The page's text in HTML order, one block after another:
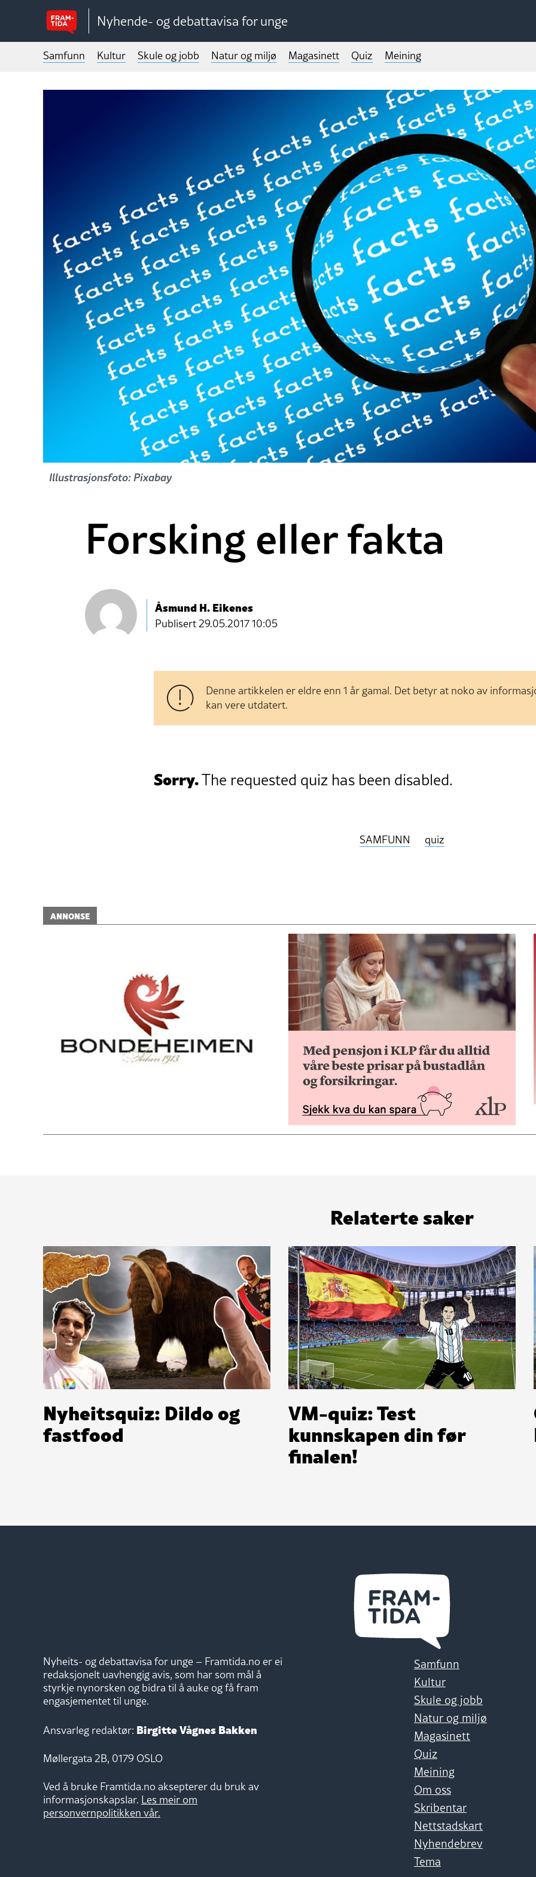
Nyhende- og debattavisa for unge
Samfunn Kultur Skule og jobb Natur og miljø Magasinett Quiz Meining
Illustrasjonsfoto: Pixabay
Forsking eller fakta
Åsmund H. Eikenes
Publisert29.05.2017 10:05
Denne artikkelen er eldre enn 1 år gamal. Det betyr at noko av
kan vere utdatert.
Sorry.The requested quiz has been disabled.
SAMFUNN quiz
ANNONSE
Relaterte saker
Nyheitsquiz: Dildo og
fastfood
VM-quiz: Test
kunnskapen din før
finalen!
Nyheits- og debattavisa for unge – Framtida.no er ei
redaksjonelt uavhengig avis, som har som mål å
styrkje nynorsken og bidra til å auke og få fram
engasjementet til unge.
Ansvarleg redaktør: Birgitte Vågnes Bakken
Møllergata 2B, 0179 OSLO
Ved å bruke Framtida.no aksepterer du bruk av
informasjonskapslar. Les meir om
personvernpolitikken vår.
Samfunn
Kultur
Skule og jobb
Natur og miljø
Magasinett
Quiz
Meining
Om oss
Skribentar
Nettstadskart
Nyhendebrev
Tema